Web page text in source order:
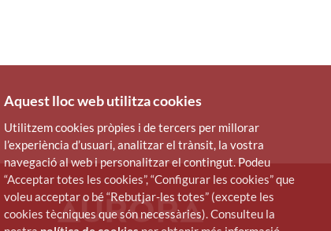
Aquest lloc web utilitza cookies
Utilitzem cookies pròpies i de tercers per millorar
l’experiència d’usuari, analitzar el trànsit, la vostra
navegació al web i personalitzar el contingut. Podeu
“Acceptar totes les cookies”, “Configurar les cookies” que
voleu acceptar o bé “Rebutjar-les totes” (excepte les
cookies tècniques que són necessàries). Consulteu la